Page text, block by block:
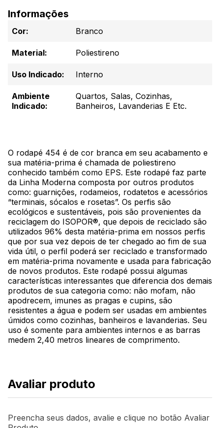
Informações
Cor: Branco
Material: Poliestireno
Uso Indicado: Interno
Ambiente
Indicado:
Quartos, Salas, Cozinhas,
Banheiros, Lavanderias E Etc.
O rodapé 454 é de cor branca em seu acabamento e
sua matéria-prima é chamada de poliestireno
conhecido também como EPS. Este rodapé faz parte
da Linha Moderna composta por outros produtos
como: guarnições, rodameios, rodatetos e acessórios
“terminais, sócalos e rosetas”. Os perfis são
ecológicos e sustentáveis, pois são provenientes da
reciclagem do ISOPOR®, que depois de reciclado são
utilizados 96% desta matéria-prima em nossos perfis
que por sua vez depois de ter chegado ao fim de sua
vida útil, o perfil poderá ser reciclado e transformado
em matéria-prima novamente e usada para fabricação
de novos produtos. Este rodapé possui algumas
características interessantes que diferencia dos demais
produtos de sua categoria como: não mofam, não
apodrecem, imunes as pragas e cupins, são
resistentes a água e podem ser usadas em ambientes
úmidos como cozinhas, banheiros e lavanderias. Seu
uso é somente para ambientes internos e as barras
medem 2,40 metros lineares de comprimento.
Avaliar produto
Preencha seus dados, avalie e clique no botão Avaliar